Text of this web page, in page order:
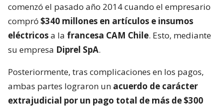
comenzó el pasado año 2014 cuando el empresario
compró $340 millones en artículos e insumos
eléctricosa la francesa CAM Chile. Esto, mediante
su empresa Diprel SpA.
Posteriormente, tras complicaciones en los pagos,
ambas partes lograron un acuerdo de carácter
extrajudicial por un pago total de más de $300